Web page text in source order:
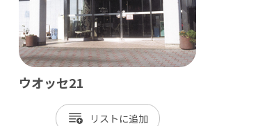
長柄町
長南町
ウオッセ21
リスト